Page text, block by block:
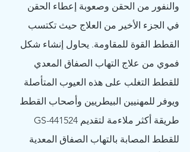
والنفور من الحقن وصعوبة إعطاء الحقن
في الجزء الأخير من العلاج حيث تكتسب
القطط القوة للمقاومة. يحاول إنشاء شكل
فموي من علاج التهاب الصفاق المعدي
للقطط التغلب على هذه العيوب المتأصلة
ويوفر للمهنيين البيطريين وأصحاب القطط
للقطط المصابة بالتهاب الصفاق المعدية